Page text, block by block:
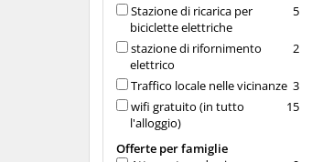
5
Stazione di ricarica per
biciclette elettriche
2
stazione di rifornimento
elettrico
3
Traffico locale nelle vicinanze
15
wifi gratuito (in tutto
l'alloggio)
Offerte per famiglie